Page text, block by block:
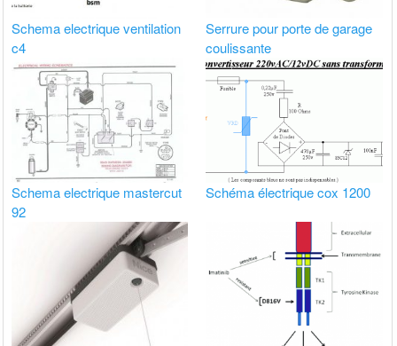
Schema electrique ventilation
c4
Serrure pour porte de garage
coulissante
Schema electrique mastercut
92
Schéma électrique cox 1200